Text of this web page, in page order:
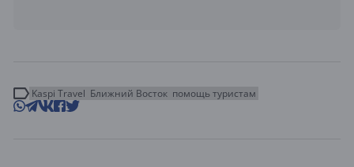
Kaspi Travel Ближний Восток помощь туристам